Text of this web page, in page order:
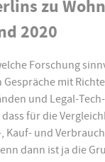
zu
2020
Forschung
mit
und Legal-
für die
und
dann ist ja die